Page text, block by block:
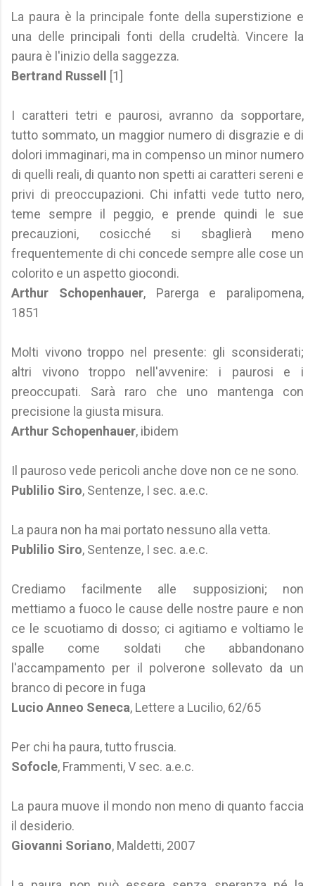
La paura è la principale fonte della superstizione e
una delle principali fonti della crudeltà. Vincere la
paura è l'inizio della saggezza.
Bertrand Russell
[1]
I caratteri tetri e paurosi, avranno da sopportare,
tutto sommato, un maggior numero di disgrazie e di
dolori immaginari, ma in compenso un minor numero
di quelli reali, di quanto non spetti ai caratteri sereni e
privi di preoccupazioni. Chi infatti vede tutto nero,
teme sempre il peggio, e prende quindi le sue
precauzioni, cosicché si sbaglierà meno
frequentemente di chi concede sempre alle cose un
colorito e un aspetto giocondi.
Arthur Schopenhauer, Parerga e paralipomena,
1851
Molti vivono troppo nel presente: gli sconsiderati;
altri vivono troppo nell'avvenire: i paurosi e i
preoccupati. Sarà raro che uno mantenga con
precisione la giusta misura.
Arthur Schopenhauer, ibidem
Il pauroso vede pericoli anche dove non ce ne sono.
Publilio Siro, Sentenze, I sec. a.e.c.
La paura non ha mai portato nessuno alla vetta.
Publilio Siro, Sentenze, I sec. a.e.c.
Crediamo facilmente alle supposizioni; non
mettiamo a fuoco le cause delle nostre paure e non
ce le scuotiamo di dosso; ci agitiamo e voltiamo le
spalle come soldati che abbandonano
l'accampamento per il polverone sollevato da un
branco di pecore in fuga
Lucio Anneo Seneca, Lettere a Lucilio, 62/65
Per chi ha paura, tutto fruscia.
Sofocle, Frammenti, V sec. a.e.c.
La paura muove il mondo non meno di quanto faccia
il desiderio.
Giovanni Soriano, Maldetti, 2007